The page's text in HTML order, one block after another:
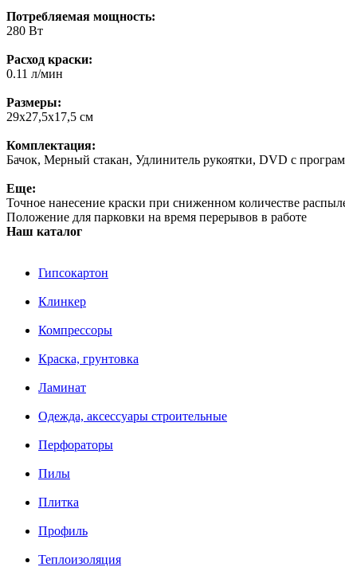
Потребляемая мощность:
280 Вт
Расход краски:
0.11 л/мин
Размеры:
29х27,5х17,5 см
Комплектация:
Бачок, Мерный стакан, Удлинитель рукоятки, DVD с
Еще:
Точное нанесение краски при сниженном количестве
Положение для парковки на время перерывов в работе
Наш каталог
Гипсокартон
Клинкер
Компрессоры
Краска, грунтовка
Ламинат
Одежда, аксессуары строительные
Перфораторы
Пилы
Плитка
Профиль
Теплоизоляция